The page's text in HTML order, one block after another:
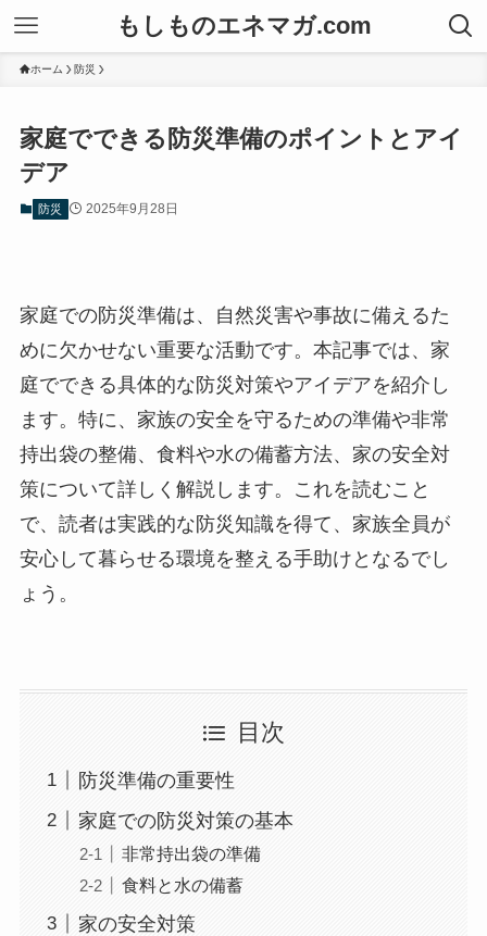
もしものエネマガ.com
ホーム 防災
家庭でできる防災準備のポイントとアイ
デア
防災 2025年9月28日
家庭での防災準備は、自然災害や事故に備えるた
めに欠かせない重要な活動です。本記事では、家
庭でできる具体的な防災対策やアイデアを紹介し
ます。特に、家族の安全を守るための準備や非常
持出袋の整備、食料や水の備蓄方法、家の安全対
策について詳しく解説します。これを読むこと
で、読者は実践的な防災知識を得て、家族全員が
安心して暮らせる環境を整える手助けとなるでし
ょう。
目次
防災準備の重要性
家庭での防災対策の基本
非常持出袋の準備
食料と水の備蓄
家の安全対策